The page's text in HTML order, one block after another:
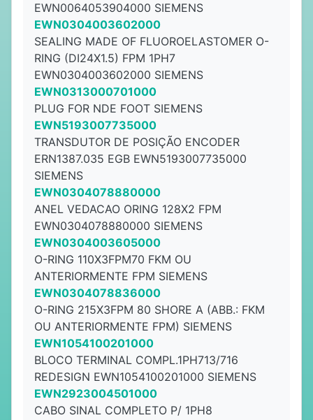
EWN0064053904000 SIEMENS
EWN0304003602000
SEALING MADE OF FLUOROELASTOMER O-
RING (DI24X1.5) FPM 1PH7
EWN0304003602000 SIEMENS
EWN0313000701000
PLUG FOR NDE FOOT SIEMENS
EWN5193007735000
TRANSDUTOR DE POSIÇÃO ENCODER
ERN1387.035 EGB EWN5193007735000
SIEMENS
EWN0304078880000
ANEL VEDACAO ORING 128X2 FPM
EWN0304078880000 SIEMENS
EWN0304003605000
O-RING 110X3FPM70 FKM OU
ANTERIORMENTE FPM SIEMENS
EWN0304078836000
O-RING 215X3FPM 80 SHORE A (ABB.: FKM
OU ANTERIORMENTE FPM) SIEMENS
EWN1054100201000
BLOCO TERMINAL COMPL.1PH713/716
REDESIGN EWN1054100201000 SIEMENS
EWN2923004501000
CABO SINAL COMPLETO P/ 1PH8